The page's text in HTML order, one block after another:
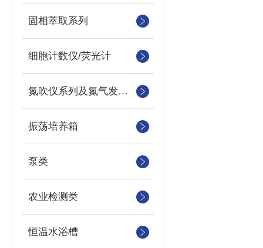
固相萃取系列
细胞计数仪/荧光计
氮吹仪系列及氮气发生器
振荡培养箱
泵类
农业检测类
恒温水浴槽